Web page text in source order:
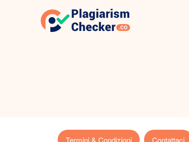
Termini & Condizioni Contattaci